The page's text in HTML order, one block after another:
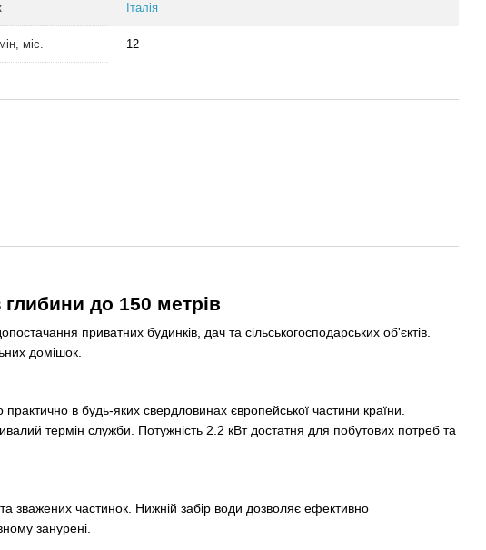
Італія
міс. 12
до 150 метрів
приватних будинків, дач та сільськогосподарських об'єктів.
домішок.
в будь-яких свердловинах європейської частини країни.
термін служби. Потужність 2.2 кВт достатня для побутових потреб та
зважених частинок. Нижній забір води дозволяє ефективно
занурені.